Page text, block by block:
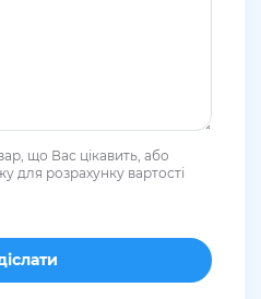
що Вас цікавить, або
для розрахунку вартості